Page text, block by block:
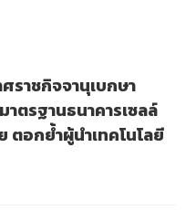
ราชกิจจานุเบกษา
าตรฐานธนาคารเซลล์
ตอกย้ำผู้นำเทคโนโลยี